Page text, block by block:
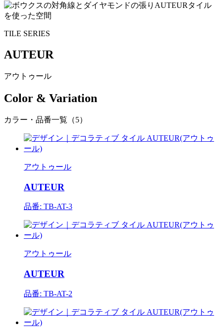
TILE SERIES
AUTEUR
アウトゥール
Color & Variation
カラー・品番一覧（5）
アウトゥール
AUTEUR
品番: TB-AT-3
アウトゥール
AUTEUR
品番: TB-AT-2